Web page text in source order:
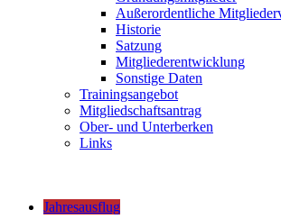
Außerordentliche
Historie
Satzung
Mitgliederentwicklung
Sonstige Daten
Trainingsangebot
Mitgliedschaftsantrag
Ober- und Unterberken
Links
Jahresausflug